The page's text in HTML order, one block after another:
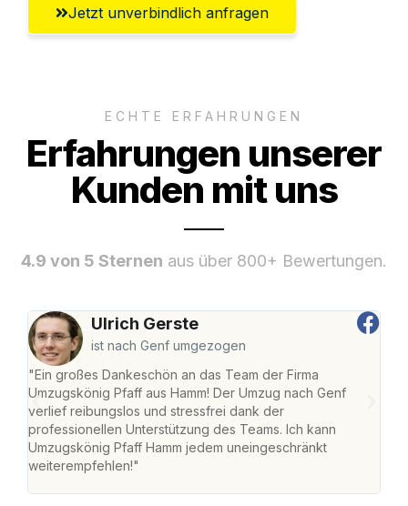
Jetzt unverbindlich anfragen
ECHTE ERFAHRUNGEN
Erfahrungen unserer
Kunden mit uns
4.9 von 5 Sternen aus über 800+ Bewertungen.
Ulrich Gerste
ist nach Genf umgezogen
"Ein großes Dankeschön an das Team der Firma
Umzugskönig Pfaff aus Hamm! Der Umzug nach Genf
verlief reibungslos und stressfrei dank der
professionellen Unterstützung des Teams. Ich kann
Umzugskönig Pfaff Hamm jedem uneingeschränkt
weiterempfehlen!"